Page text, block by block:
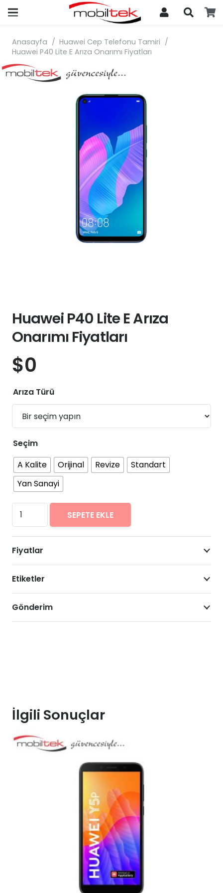
Anasayfa / Huawei Cep Telefonu Tamiri /
Huawei P40 Lite E Arıza Onarımı Fiyatları
Huawei P40 Lite E Arıza
Onarımı Fiyatları
$0
Arıza Türü
Seçim
A Kalite
Orijinal Revize
Standart
Yan Sanayi
Huawei
P40
Lite
E
Arıza
Onarımı
Fiyatları
adet
SEPETE EKLE
Fiyatlar
Etiketler
Gönderim
İlgili Sonuçlar